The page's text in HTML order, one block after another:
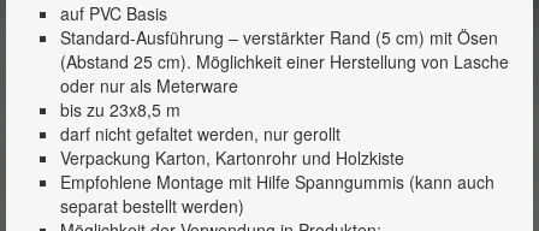
Durabla matt white
Blankana Extra matt white
Zubehör
Kontakt
Service
auf PVC Basis
Standard-Ausführung – verstärkter Rand (5 cm) mit Ösen
(Abstand 25 cm). Möglichkeit einer Herstellung von Lasche
oder nur als Meterware
bis zu 23x8,5 m
darf nicht gefaltet werden, nur gerollt
Verpackung Karton, Kartonrohr und Holzkiste
Empfohlene Montage mit Hilfe Spanngummis (kann auch
separat bestellt werden)